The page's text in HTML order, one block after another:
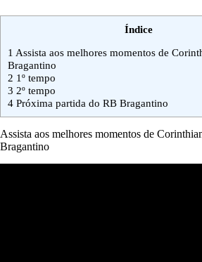
Índice
1 Assista aos melhores momentos de
Bragantino
2 1º tempo
3 2º tempo
4 Próxima partida do RB Bragantino
Assista aos melhores momentos de
Bragantino